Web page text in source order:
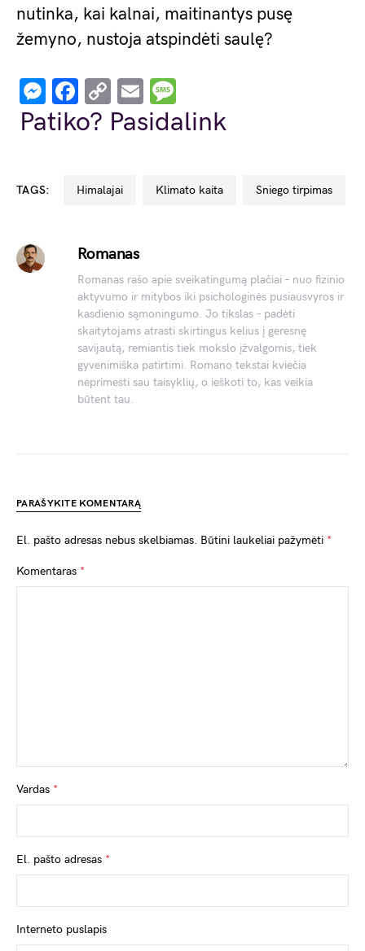
nutinka, kai kalnai, maitinantys pusę
žemyno, nustoja atspindėti saulę?
Messenger
Facebook
Copy
Link
Email
Patiko? Pasidalink
TAGS: Himalajai klimato kaita sniego tirpimas
Romanas
Romanas rašo apie sveikatingumą plačiai – nuo fizinio
aktyvumo ir mitybos iki psichologinės pusiausvyros ir
kasdienio sąmoningumo. Jo tikslas – padėti
skaitytojams atrasti skirtingus kelius į geresnę
savijautą, remiantis tiek mokslo įžvalgomis, tiek
gyvenimiška patirtimi. Romano tekstai kviečia
neprimesti sau taisyklių, o ieškoti to, kas veikia
būtent tau.
PARAŠYKITE KOMENTARĄ
El. pašto adresas nebus skelbiamas. Būtini laukeliai pažymėti *
Komentaras *
Vardas *
El. pašto adresas *
Interneto puslapis